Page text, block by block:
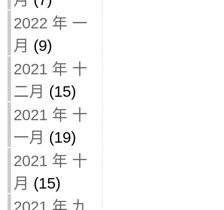
2022 年 一
月 (9)
2021 年 十
二月 (15)
2021 年 十
一月 (19)
2021 年 十
月 (15)